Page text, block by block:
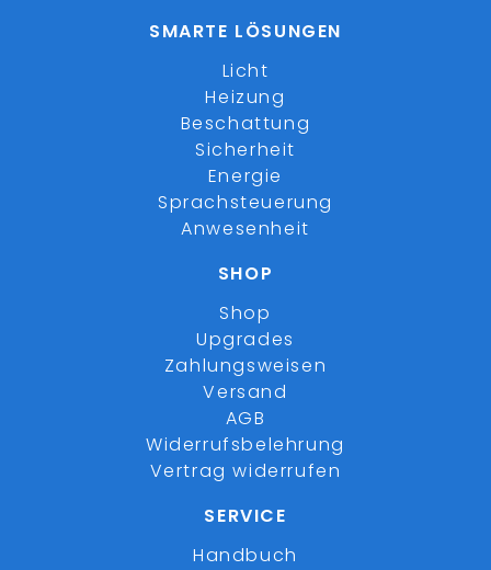
SMARTE LÖSUNGEN
Licht
Heizung
Beschattung
Sicherheit
Energie
Sprachsteuerung
Anwesenheit
SHOP
Shop
Upgrades
Zahlungsweisen
Versand
AGB
Widerrufsbelehrung
Vertrag widerrufen
SERVICE
Handbuch